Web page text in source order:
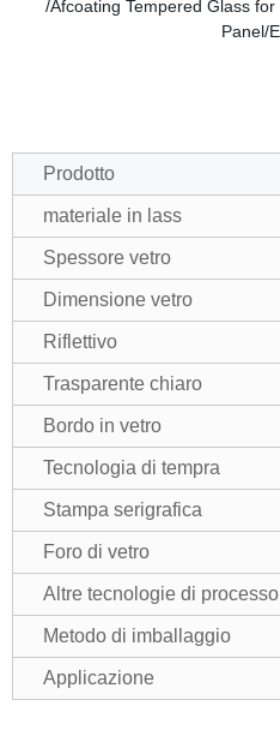
Prodotto
materiale in lass
Spessore vetro
Dimensione vetro
Riflettivo
Trasparente chiaro
Bordo in vetro
Tecnologia di tempra
Stampa serigrafica
Foro di vetro
Altre tecnologie di processo
Metodo di imballaggio
Applicazione